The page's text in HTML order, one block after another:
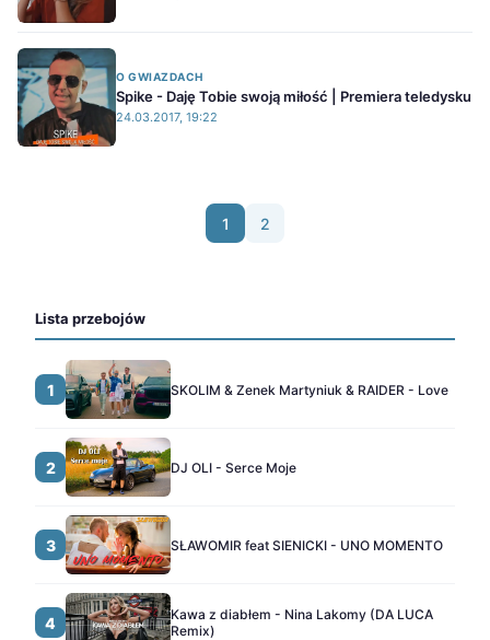
O GWIAZDACH
Spike - Daję Tobie swoją miłość | Premiera teledysku
24.03.2017, 19:22
1 2
Lista przebojów
1 SKOLIM & Zenek Martyniuk & RAIDER - Love
2 DJ OLI - Serce Moje
3 SŁAWOMIR feat SIENICKI - UNO MOMENTO
4
Kawa z diabłem - Nina Lakomy (DA LUCA
Remix)